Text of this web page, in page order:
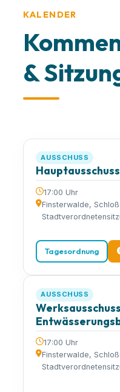
KALENDER
&
AUSSCHUSS
Hauptausschuss
17:00 Uhr
Finsterwalde,
Tagesordnung
AUSSCHUSS
Werksausschuss
17:00 Uhr
Finsterwalde,